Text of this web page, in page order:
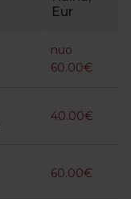
Eur
nuo
60.00€
40.00€
60.00€